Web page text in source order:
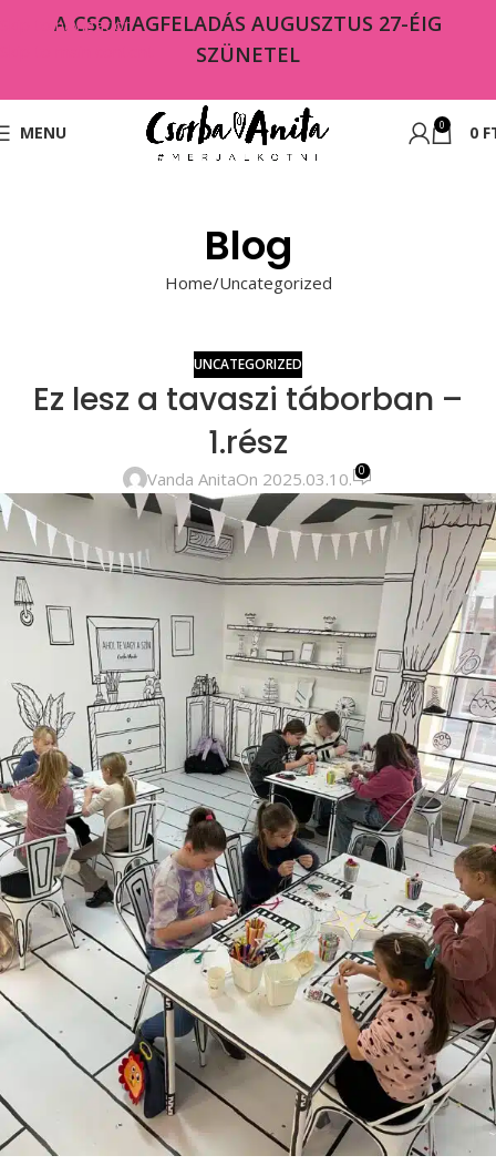
Skip to navigation
MENU 0 0
Blog
Home Uncategorized
UNCATEGORIZED
Ez lesz a tavaszi táborban –
1.rész
Vanda AnitaOn 2025.03.10. 0
A CSOMAGFELADÁS AUGUSZTUS 27-ÉIG
SZÜNETEL